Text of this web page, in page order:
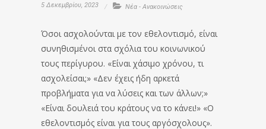
5 Δεκεμβρίου, 2023 Νέα - Ανακοινώσεις
Όσοι ασχολούνται με τον εθελοντισμό, είναι
συνηθισμένοι στα σχόλια του κοινωνικού
τους περίγυρου. «Είναι χάσιμο χρόνου, τι
ασχολείσαι;» «Δεν έχεις ήδη αρκετά
προβλήματα για να λύσεις και των άλλων;»
«Είναι δουλειά του κράτους να το κάνει!» «Ο
εθελοντισμός είναι για τους αργόσχολους».